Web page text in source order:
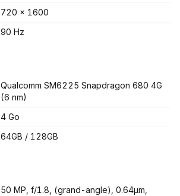
720 x 1600
90 Hz
Qualcomm SM6225 Snapdragon 680 4G
(6 nm)
4 Go
64GB / 128GB
50 MP, f/1.8, (grand-angle), 0.64µm,